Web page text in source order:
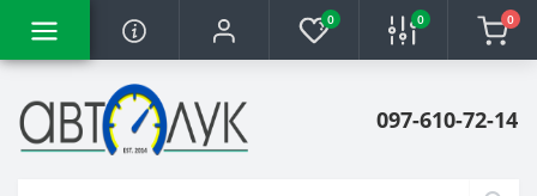
0 0 0
097-610-72-14